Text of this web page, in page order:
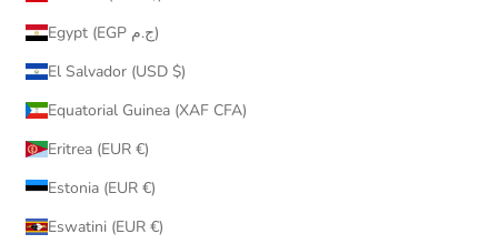
Egypt (EGP ج.م)
El Salvador (USD $)
Equatorial Guinea (XAF CFA)
Eritrea (EUR €)
Estonia (EUR €)
Eswatini (EUR €)